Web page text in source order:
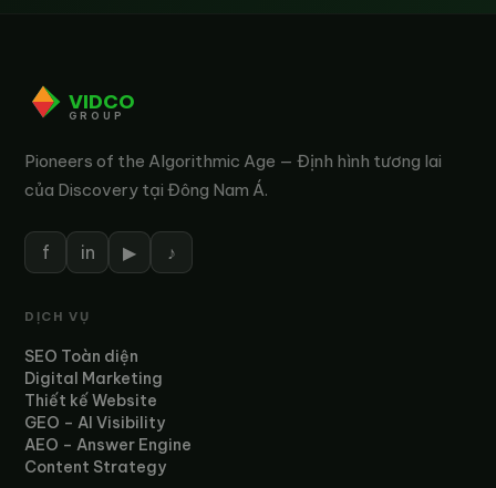
VIDCO
GROUP
Pioneers of the Algorithmic Age — Định hình tương lai
của Discovery tại Đông Nam Á.
f in ▶ ♪
DỊCH VỤ
SEO Toàn diện
Digital Marketing
Thiết kế Website
GEO – AI Visibility
AEO – Answer Engine
Content Strategy